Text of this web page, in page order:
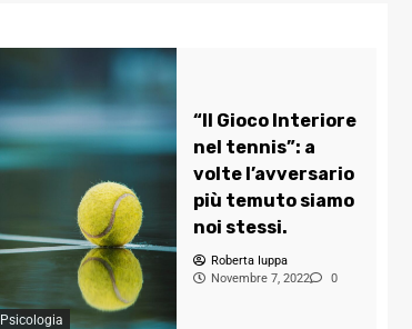
Psicologia
“Il Gioco Interiore
nel tennis”: a
volte l’avversario
più temuto siamo
noi stessi.
Roberta Iuppa
Novembre 7, 2022
0